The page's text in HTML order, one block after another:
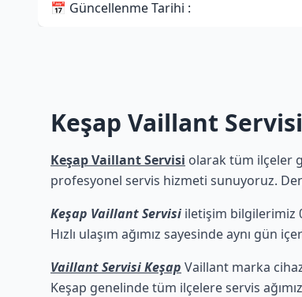
📅 Güncellenme Tarihi :
Keşap Vaillant Servisi
Keşap Vaillant Servisi olarak tüm ilçeler
profesyonel servis hizmeti sunuyoruz.
Keşap Vaillant Servisi iletişim bilgilerimiz
Hızlı ulaşım ağımız sayesinde aynı gün
Vaillant Servisi Keşap Vaillant marka
Keşap genelinde tüm ilçelere servis